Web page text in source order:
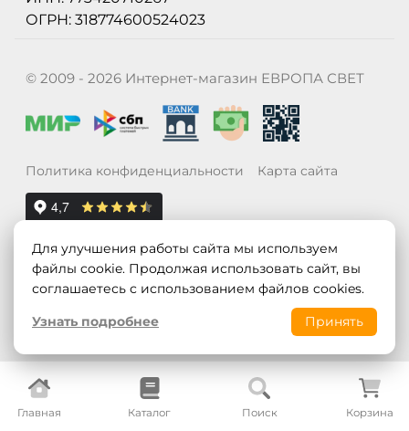
Главная Каталог Поиск Корзина
ОГРН: 318774600524023
© 2009 - 2026 Интернет-магазин ЕВРОПА СВЕТ
Политика конфиденциальности Карта сайта
Для улучшения работы сайта мы используем
файлы cookie. Продолжая использовать сайт, вы
соглашаетесь с использованием файлов cookies.
Узнать подробнее
Принять